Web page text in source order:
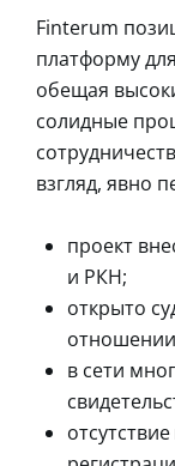
Finterum
платформу
обещая
солидные
взгляд, явно
проект
и РКН;
открыто
в сети